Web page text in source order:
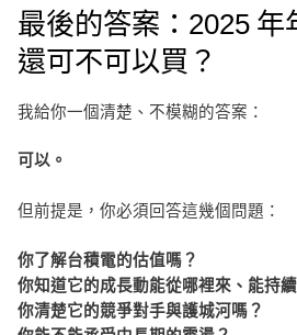
最後的答案：2025
還可不可以買？
我給你一個清楚、不模糊的答案：
可以。
但前提是，你必須回答這幾個問題：
你了解台積電的估值嗎？
你知道它的成長動能從哪裡來、能持
你清楚它的競爭對手與護城河嗎？